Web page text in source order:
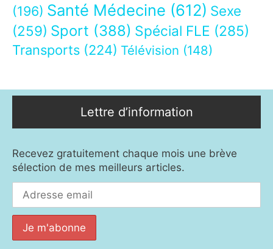
(196) Santé Médecine (612) Sexe
(259) Sport (388) Spécial FLE (285)
Transports (224) Télévision (148)
Lettre d’information
Recevez gratuitement chaque mois une brève
sélection de mes meilleurs articles.